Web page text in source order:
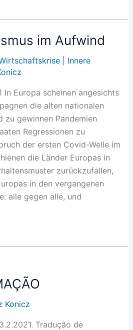
im Aufwind
| Innere
In Europa scheinen angesichts
die alten nationalen
zu gewinnen Pandemien
Regressionen zu
der ersten Covid-Welle im
die Länder Europas in
zurückzufallen,
in den vergangenen
alle gegen alle, und
Konicz
Tradução de